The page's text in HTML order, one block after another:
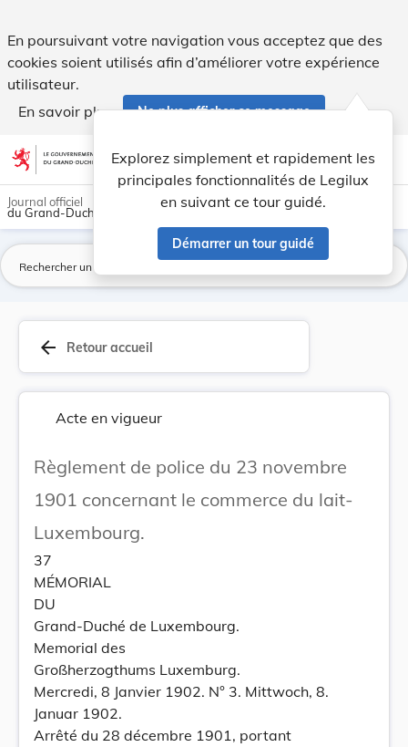
En poursuivant votre navigation vous acceptez que des
cookies soient utilisés afin d’améliorer votre expérience
utilisateur.
En savoir plus
Ne plus afficher ce message
Aller au contenu account_circle help Aide
Explorez simplement et rapidement les
principales fonctionnalités de Legilux
en suivant ce tour guidé.
Démarrer un tour guidé
light_mode dark_mode
Journal officiel
du Grand-Duché de Luxembourg
arrow_back Retour accueil
Acte en vigueur
Règlement de police du 23 novembre
1901 concernant le commerce du lait-
Luxembourg.
37
MÉMORIAL
DU
Grand-Duché de Luxembourg.
Memorial des
Großherzogthums Luxemburg.
Mercredi, 8 Janvier 1902. N° 3. Mittwoch, 8.
Januar 1902.
Arrêté du 28 décembre 1901, portant